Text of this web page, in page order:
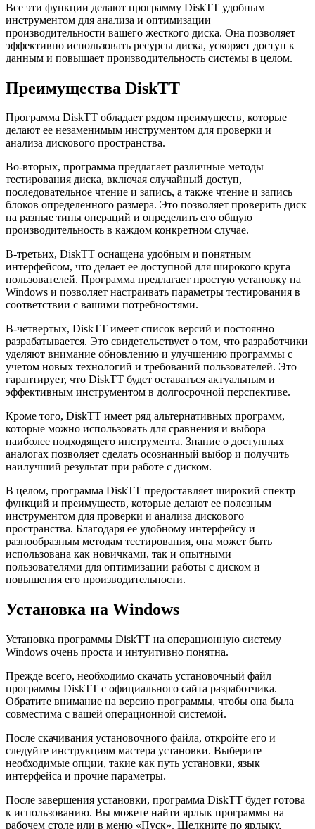
Все эти функции делают программу DiskTT удобным
инструментом для анализа и оптимизации
производительности вашего жесткого диска. Она позволяет
эффективно использовать ресурсы диска, ускоряет доступ к
данным и повышает производительность системы в целом.
Преимущества DiskTT
Программа DiskTT обладает рядом преимуществ, которые
делают ее незаменимым инструментом для проверки и
анализа дискового пространства.
Во-вторых, программа предлагает различные методы
тестирования диска, включая случайный доступ,
последовательное чтение и запись, а также чтение и запись
блоков определенного размера. Это позволяет проверить диск
на разные типы операций и определить его общую
производительность в каждом конкретном случае.
В-третьих, DiskTT оснащена удобным и понятным
интерфейсом, что делает ее доступной для широкого круга
пользователей. Программа предлагает простую установку на
Windows и позволяет настраивать параметры тестирования в
соответствии с вашими потребностями.
В-четвертых, DiskTT имеет список версий и постоянно
разрабатывается. Это свидетельствует о том, что разработчики
уделяют внимание обновлению и улучшению программы с
учетом новых технологий и требований пользователей. Это
гарантирует, что DiskTT будет оставаться актуальным и
эффективным инструментом в долгосрочной перспективе.
Кроме того, DiskTT имеет ряд альтернативных программ,
которые можно использовать для сравнения и выбора
наиболее подходящего инструмента. Знание о доступных
аналогах позволяет сделать осознанный выбор и получить
наилучший результат при работе с диском.
В целом, программа DiskTT предоставляет широкий спектр
функций и преимуществ, которые делают ее полезным
инструментом для проверки и анализа дискового
пространства. Благодаря ее удобному интерфейсу и
разнообразным методам тестирования, она может быть
использована как новичками, так и опытными
пользователями для оптимизации работы с диском и
повышения его производительности.
Установка на Windows
Установка программы DiskTT на операционную систему
Windows очень проста и интуитивно понятна.
Прежде всего, необходимо скачать установочный файл
программы DiskTT с официального сайта разработчика.
Обратите внимание на версию программы, чтобы она была
совместима с вашей операционной системой.
После скачивания установочного файла, откройте его и
следуйте инструкциям мастера установки. Выберите
необходимые опции, такие как путь установки, язык
интерфейса и прочие параметры.
После завершения установки, программа DiskTT будет готова
к использованию. Вы можете найти ярлык программы на
рабочем столе или в меню «Пуск». Щелкните по ярлыку,